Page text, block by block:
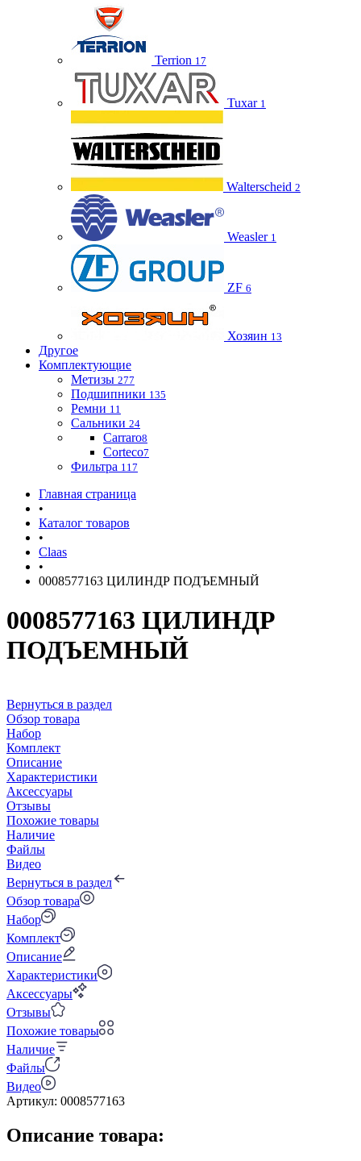
Terrion 17
Tuxar 1
Walterscheid 2
Weasler 1
ZF 6
Хозяин 13
Другое
Комплектующие
Метизы 277
Подшипники 135
Ремни 11
Сальники 24
Carraro8
Corteco7
Фильтра 117
Главная страница
•
Каталог товаров
•
Claas
•
0008577163 ЦИЛИНДР ПОДЪЕМНЫЙ
0008577163 ЦИЛИНДР
ПОДЪЕМНЫЙ
Вернуться в раздел
Обзор товара
Набор
Комплект
Описание
Характеристики
Аксессуары
Отзывы
Похожие товары
Наличие
Файлы
Видео
Вернуться в раздел
Обзор товара
Набор
Комплект
Описание
Характеристики
Аксессуары
Отзывы
Похожие товары
Наличие
Файлы
Видео
Артикул: 0008577163
Описание товара: